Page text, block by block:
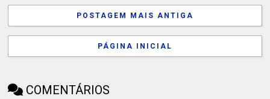
POSTAGEM MAIS ANTIGA
PÁGINA INICIAL
COMENTÁRIOS